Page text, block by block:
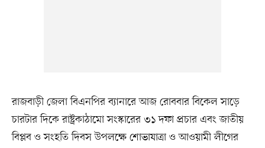
রাজবাড়ী জেলা বিএনপির ব্যানারে আজ রোববার বিকেল সাড়ে
চারটার দিকে রাষ্ট্রকাঠামো সংস্কারের ৩১ দফা প্রচার এবং জাতীয়
বিপ্লব ও সংহতি দিবস উপলক্ষে শোভাযাত্রা ও আওয়ামী লীগের